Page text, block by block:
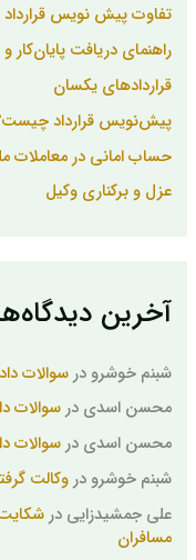
:تفاوت پیش نویس قرارداد
راهنمای دریافت
قراردادهای یکسان
پیش‌نویس قرارداد
حساب امانی در معاملات
عزل و برکناری وکیل
آخرین
شبنم خوشرو درسوالات
محسن اسدی درسوالات
محسن اسدی درسوالات
شبنم خوشرو دروکالت
علی جمشیدزایی در
مسافران